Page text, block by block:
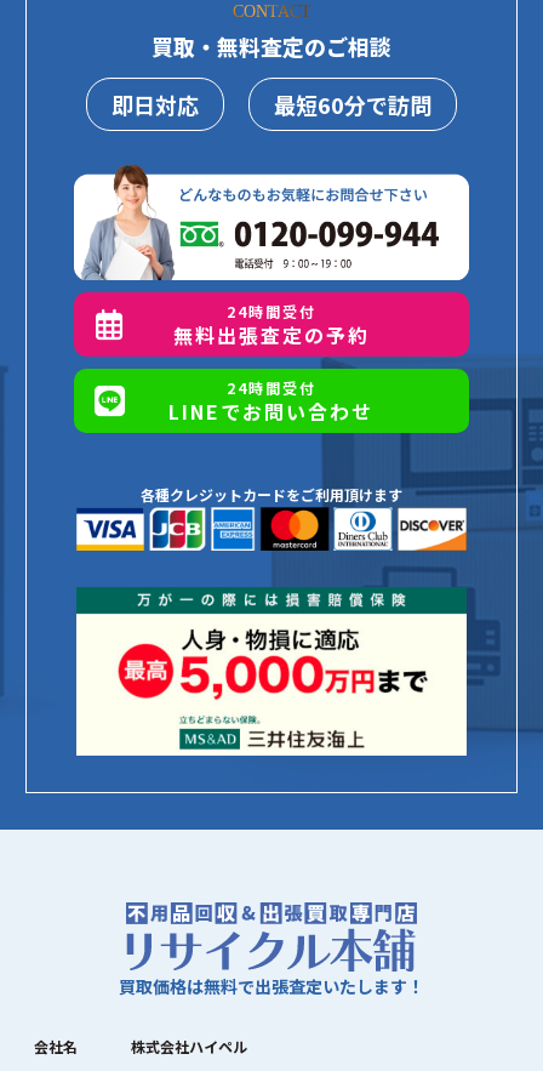
CONTACT
買取・無料査定のご相談
即日対応
最短60分で訪問
24時間受付
無料出張査定の予約
24時間受付
LINEでお問い合わせ
各種クレジットカードをご利用頂けます
買取価格は無料で出張査定いたします！
会社名
株式会社ハイペル